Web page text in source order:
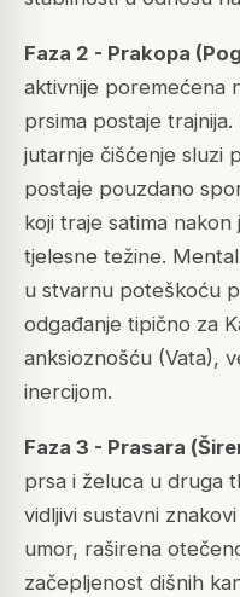
Faza 2 - Prakopa
aktivnije poremećena
prsima postaje
jutarnje čišćenje sluzi
postaje pouzdano
koji traje satima nakon
tjelesne težine.
u stvarnu poteškoću
odgađanje tipično za
anksioznošću (Vata),
inercijom.
Faza 3 - Prasara
prsa i želuca u druga
vidljivi sustavni
umor, raširena
začepljenost dišnih